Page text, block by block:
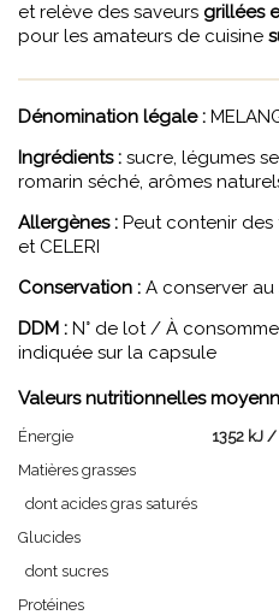
et relève des saveurs grillées
pour les amateurs de cuisine
Dénomination légale :
Ingrédients : sucre, légumes
romarin séché, arômes
Allergènes : Peut contenir des
et CELERI
Conservation : A conserver
DDM : N° de lot / À
indiquée sur la capsule
Valeurs nutritionnelles
Énergie
1352 kJ
Matières grasses
dont acides gras saturés
Glucides
dont sucres
Protéines